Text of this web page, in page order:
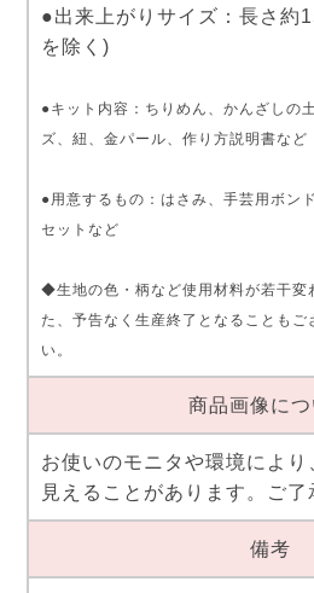
●出来上がりサイズ：長さ約
を除く)
●キット内容：ちりめん、かんざしの
ズ、紐、金パール、作り方説明書など
●用意するもの：はさみ、手芸用ボン
セットなど
◆生地の色・柄など使用材料が若干変
た、予告なく生産終了となることもご
い。
商品画像につ
お使いのモニタや環境により
見えることがあります。ご了
備考